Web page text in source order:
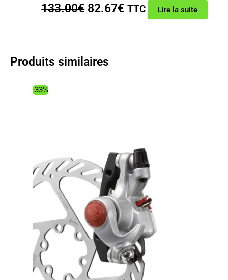
133.00€ Le
133.00€.
82.67€ Le
TTC Lire la suite
Produits similaires
-33%